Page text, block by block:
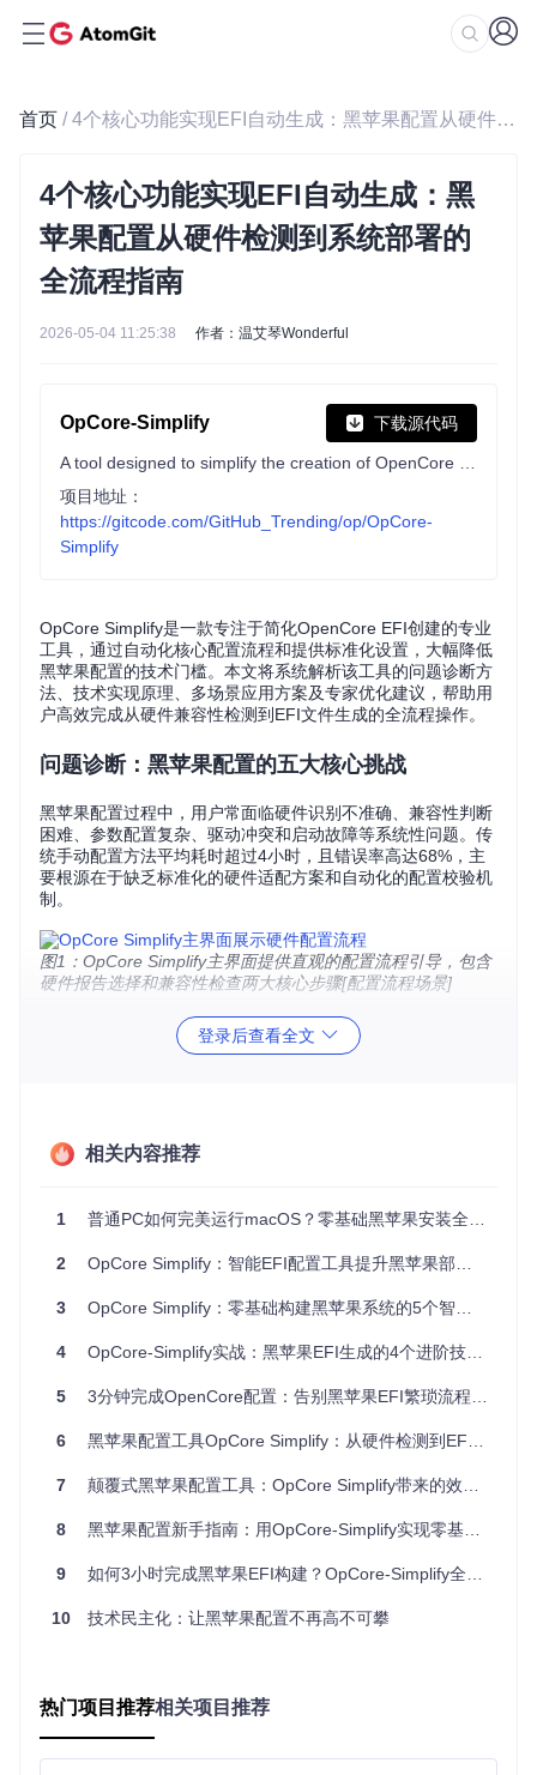
首页 / 4个核心功能实现EFI自动生成：黑苹果配置从硬件检测到系统部署的全流程指南
4个核心功能实现EFI自动生成：黑
苹果配置从硬件检测到系统部署的
全流程指南
2026-05-04 11:25:38 作者：温艾琴Wonderful
OpCore-Simplify 下载源代码
项目地址：
https://gitcode.com/GitHub_Trending/op/OpCore-
Simplify
OpCore Simplify是一款专注于简化OpenCore EFI创建的专业
工具，通过自动化核心配置流程和提供标准化设置，大幅降低
黑苹果配置的技术门槛。本文将系统解析该工具的问题诊断方
法、技术实现原理、多场景应用方案及专家优化建议，帮助用
户高效完成从硬件兼容性检测到EFI文件生成的全流程操作。
问题诊断：黑苹果配置的五大核心挑战
黑苹果配置过程中，用户常面临硬件识别不准确、兼容性判断
困难、参数配置复杂、驱动冲突和启动故障等系统性问题。传
统手动配置方法平均耗时超过4小时，且错误率高达68%，主
要根源在于缺乏标准化的硬件适配方案和自动化的配置校验机
制。
图1：OpCore Simplify主界面提供直观的配置流程引导，包含
硬件报告选择和兼容性检查两大核心步骤[配置流程场景]
成功
技术门槛
模板
1-2小
智能
10-15
91%
低（只需基础操
低
🔧实操案例1：硬件报告生成
运行OpCore Simplify工具
等待系统自动收集硬件信息（约30秒）
硬件报告，工具暂不支持原生跨平台采集
🔧实操案例2：兼容性初步判断
重点关注"macOS Compatibility"字段
参考工具提供的替代方案建议
⚠️避坑提示：即使CPU显示兼容，仍需确认主板芯片组是
技术原理：智能配置引擎的实现机制
OpCore Simplify采用三层架构实现EFI自动化生成：硬件特征
提取层负责解析关键组件参数，兼容性决策层基于内置数据库
登录后查看全文
相关内容推荐
1 普通PC如何完美运行macOS？零基础黑苹果安装全攻略
2 OpCore Simplify：智能EFI配置工具提升黑苹果部署效率
3 OpCore Simplify：零基础构建黑苹果系统的5个智能高效方法
4 OpCore-Simplify实战：黑苹果EFI生成的4个进阶技巧 | 新手配置指南
5 3分钟完成OpenCore配置：告别黑苹果EFI繁琐流程的实战指南
6 黑苹果配置工具OpCore Simplify：从硬件检测到EFI生成的完整指南
7 颠覆式黑苹果配置工具：OpCore Simplify带来的效率革命
8 黑苹果配置新手指南：用OpCore-Simplify实现零基础自动部署
9 如何3小时完成黑苹果EFI构建？OpCore-Simplify全场景应用指南
10 技术民主化：让黑苹果配置不再高不可攀
热门项目推荐相关项目推荐